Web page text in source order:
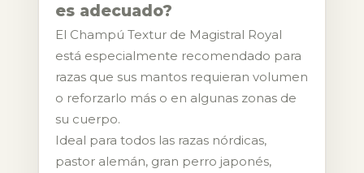
es adecuado?
El Champú Textur de Magistral Royal
está especialmente recomendado para
razas que sus mantos requieran volumen
o reforzarlo más o en algunas zonas de
su cuerpo.
Ideal para todos las razas nórdicas,
pastor alemán, gran perro japonés,